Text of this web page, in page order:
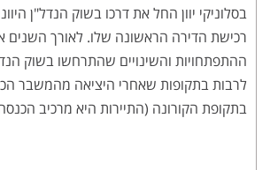
רכישת הדירה הראשונה שלו. לאורך השנים
ההתפתחויות והשינויים שהתרחשו בשוק
בתקופת הקורונה (התיירות היא מרכיב